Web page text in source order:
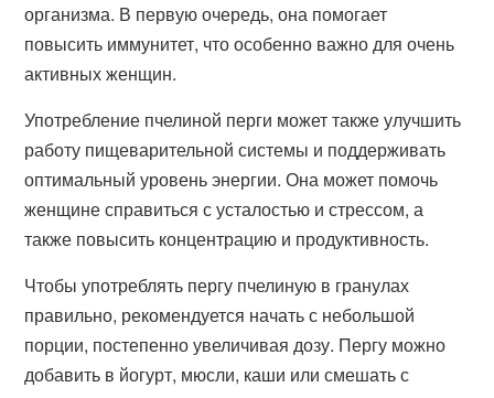
организма. В первую очередь, она помогает
повысить иммунитет, что особенно важно для очень
активных женщин.
Употребление пчелиной перги может также улучшить
работу пищеварительной системы и поддерживать
оптимальный уровень энергии. Она может помочь
женщине справиться с усталостью и стрессом, а
также повысить концентрацию и продуктивность.
Чтобы употреблять пергу пчелиную в гранулах
правильно, рекомендуется начать с небольшой
порции, постепенно увеличивая дозу. Пергу можно
добавить в йогурт, мюсли, каши или смешать с